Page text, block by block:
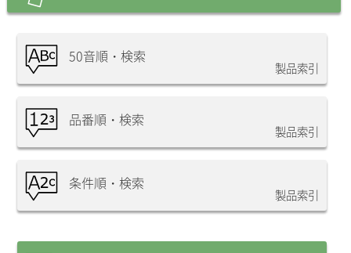
50音順・検索
製品索引
品番順・検索
製品索引
条件順・検索
製品索引